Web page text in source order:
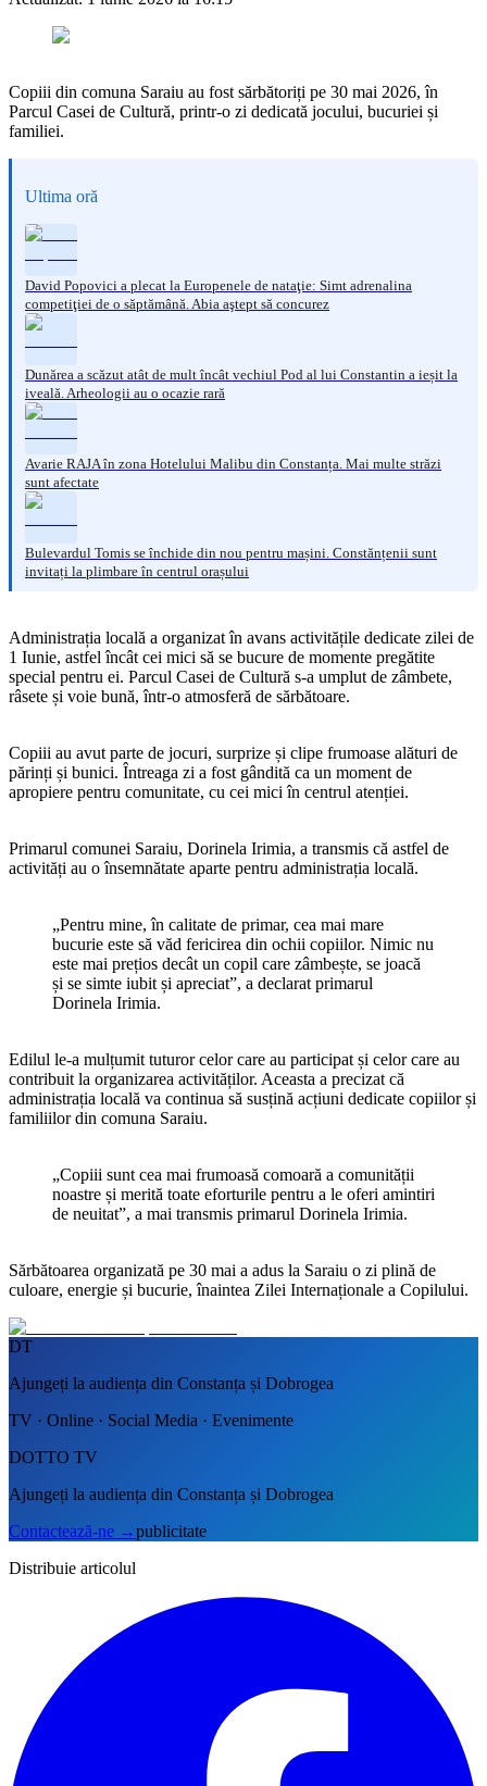
Copiii din comuna Saraiu au fost sărbătoriți pe 30 mai 2026, în
Parcul Casei de Cultură, printr-o zi dedicată jocului, bucuriei și
familiei.
Ultima oră
David Popovici a plecat la Europenele de nataţie: Simt adrenalina
competiţiei de o săptămână. Abia aştept să concurez
Dunărea a scăzut atât de mult încât vechiul Pod al lui Constantin a ieșit la
iveală. Arheologii au o ocazie rară
Avarie RAJA în zona Hotelului Malibu din Constanța. Mai multe străzi
sunt afectate
Bulevardul Tomis se închide din nou pentru mașini. Constănțenii sunt
invitați la plimbare în centrul orașului
Administrația locală a organizat în avans activitățile dedicate zilei de
1 Iunie, astfel încât cei mici să se bucure de momente pregătite
special pentru ei. Parcul Casei de Cultură s-a umplut de zâmbete,
râsete și voie bună, într-o atmosferă de sărbătoare.
Copiii au avut parte de jocuri, surprize și clipe frumoase alături de
părinți și bunici. Întreaga zi a fost gândită ca un moment de
apropiere pentru comunitate, cu cei mici în centrul atenției.
Primarul comunei Saraiu, Dorinela Irimia, a transmis că astfel de
activități au o însemnătate aparte pentru administrația locală.
„Pentru mine, în calitate de primar, cea mai mare
bucurie este să văd fericirea din ochii copiilor. Nimic nu
este mai prețios decât un copil care zâmbește, se joacă
și se simte iubit și apreciat”, a declarat primarul
Dorinela Irimia.
Edilul le-a mulțumit tuturor celor care au participat și celor care au
contribuit la organizarea activităților. Aceasta a precizat că
administrația locală va continua să susțină acțiuni dedicate copiilor și
familiilor din comuna Saraiu.
„Copiii sunt cea mai frumoasă comoară a comunității
noastre și merită toate eforturile pentru a le oferi amintiri
de neuitat”, a mai transmis primarul Dorinela Irimia.
Sărbătoarea organizată pe 30 mai a adus la Saraiu o zi plină de
culoare, energie și bucurie, înaintea Zilei Internaționale a Copilului.
DT
Ajungeți la audiența din Constanța și Dobrogea
TV · Online · Social Media · Evenimente
DOTTO TV
Ajungeți la audiența din Constanța și Dobrogea
Contactează-ne →publicitate
Distribuie articolul